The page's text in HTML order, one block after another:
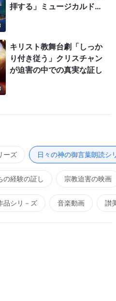
拝する」ミュージカルドラ
キリスト教舞台劇「しっか
り付き従う」クリスチャン
が迫害の中での真実な証し
ーズ 日々の神の御言葉朗読シ
の経験の証し 宗教迫害の映画
シリ－ズ 音楽動画 讃